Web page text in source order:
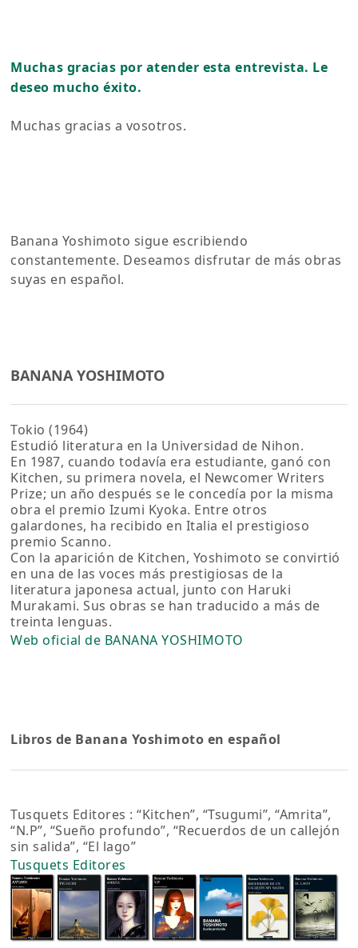
Muchas gracias por atender esta entrevista. Le
deseo mucho éxito.
Muchas gracias a vosotros.
Banana Yoshimoto sigue escribiendo
constantemente. Deseamos disfrutar de más obras
suyas en español.
BANANA YOSHIMOTO
Tokio (1964)
Estudió literatura en la Universidad de Nihon.
En 1987, cuando todavía era estudiante, ganó con
Kitchen, su primera novela, el Newcomer Writers
Prize; un año después se le concedía por la misma
obra el premio Izumi Kyoka. Entre otros
galardones, ha recibido en Italia el prestigioso
premio Scanno.
Con la aparición de Kitchen, Yoshimoto se convirtió
en una de las voces más prestigiosas de la
literatura japonesa actual, junto con Haruki
Murakami. Sus obras se han traducido a más de
treinta lenguas.
Web oficial de BANANA YOSHIMOTO
Libros de Banana Yoshimoto en español
Tusquets Editores : “Kitchen”, “Tsugumi”, “Amrita”,
“N.P”, “Sueño profundo”, “Recuerdos de un callejón
sin salida”, “El lago”
Tusquets Editores